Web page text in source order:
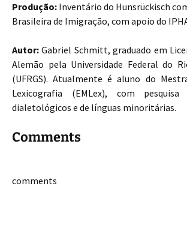
Produção: Inventário do Hunsrückisch
Brasileira de Imigração, com apoio do
Autor: Gabriel Schmitt, graduado em
Alemão pela Universidade Federal do
(UFRGS). Atualmente é aluno do
Lexicografia (EMLex), com
dialetológicos e de línguas minoritárias.
Comments
comments